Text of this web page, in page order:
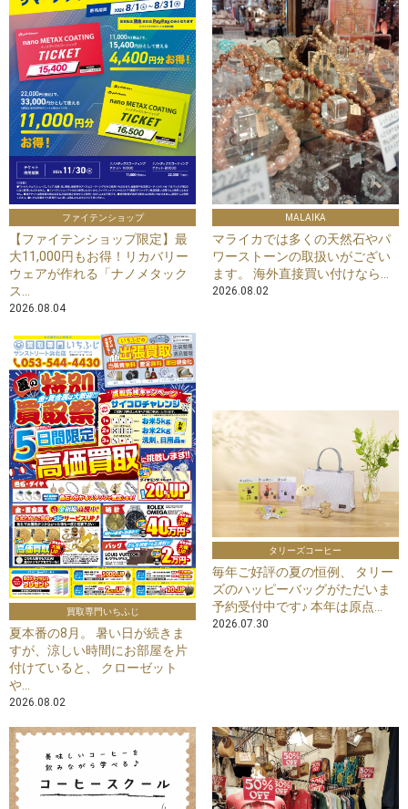
ファイテンショップ
【ファイテンショップ限定】最
大11,000円もお得！リカバリー
ウェアが作れる「ナノメタック
ス...
2026.08.04
MALAIKA
マライカでは多くの天然石やパ
ワーストーンの取扱いがござい
ます。 海外直接買い付けなら...
2026.08.02
買取専門いちふじ
夏本番の8月。 暑い日が続きま
すが、涼しい時間にお部屋を片
付けていると、 クローゼット
や...
2026.08.02
タリーズコーヒー
毎年ご好評の夏の恒例、 タリー
ズのハッピーバッグがただいま
予約受付中です♪ 本年は原点...
2026.07.30